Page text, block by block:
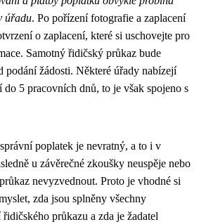
úřadu. Po pořízení fotografie a zaplacení
o zaplacení, které si uschovejte pro
Samotný řidičský průkaz bude
podání žádosti. Některé úřady nabízejí
do 5 pracovních dnů, to je však spojeno s
poplatek je nevratný, a to i v
u závěrečné zkoušky neuspěje nebo
nevyzvednout. Proto je vhodné si
zda jsou splněny všechny
průkazu a zda je žadatel